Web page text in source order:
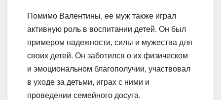
Помимо Валентины, ее муж также играл
активную роль в воспитании детей. Он был
примером надежности, силы и мужества для
своих детей. Он заботился о их физическом
и эмоциональном благополучии, участвовал
в уходе за детьми, играх с ними и
проведении семейного досуга.